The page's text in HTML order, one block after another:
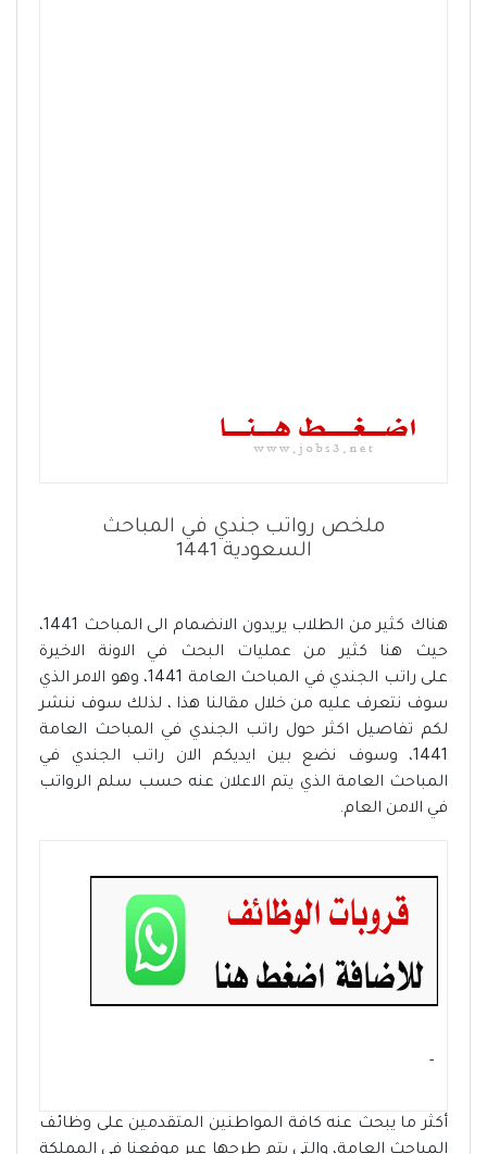
ملخص رواتب جندي في المباحث
السعودية 1441
هناك كثير من الطلاب يريدون الانضمام الى المباحث 1441،
حيث هنا كثير من عمليات البحث في الاونة الاخيرة
على راتب الجندي في المباحث العامة 1441، وهو الامر الذي
سوف نتعرف عليه من خلال مقالنا هذا ، لذلك سوف ننشر
لكم تفاصيل اكثر حول راتب الجندي في المباحث العامة
1441، وسوف نضع بين ايديكم الان راتب الجندي في
المباحث العامة الذي يتم الاعلان عنه حسب سلم الرواتب
في الامن العام.
- ‏
أكثر ما يبحث عنه كافة المواطنين المتقدمين على وظائف